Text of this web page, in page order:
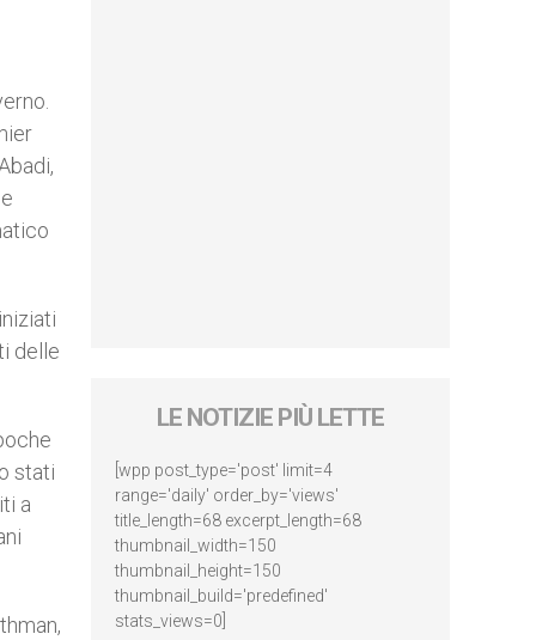
delle
stati
a
LE NOTIZIE PIÙ LETTE
[wpp post_type='post' limit=4
range='daily' order_by='views'
title_length=68 excerpt_length=68
thumbnail_width=150
thumbnail_height=150
thumbnail_build='predefined'
stats_views=0]